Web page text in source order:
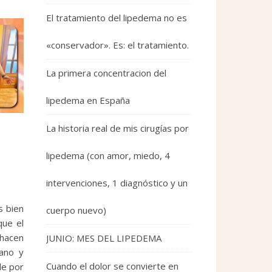
bien
el
y
por
El tratamiento del lipedema no es
«conservador». Es: el tratamiento.
La primera concentracion del
lipedema en España
La historia real de mis cirugías por
lipedema (con amor, miedo, 4
intervenciones, 1 diagnóstico y un
cuerpo nuevo)
JUNIO: MES DEL LIPEDEMA
Cuando el dolor se convierte en